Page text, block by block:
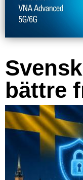
bättre